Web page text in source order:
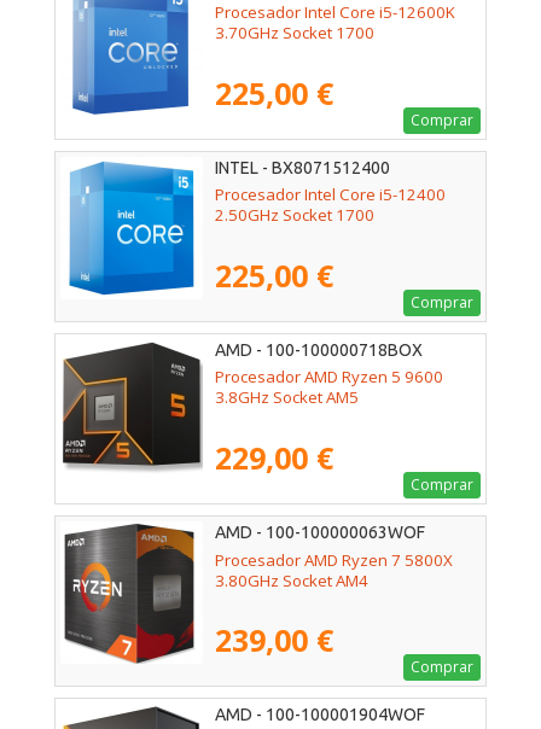
Procesador Intel Core i5-12600K
3.70GHz Socket 1700
225,00 €
Comprar
INTEL - BX8071512400
Procesador Intel Core i5-12400
2.50GHz Socket 1700
225,00 €
Comprar
AMD - 100-100000718BOX
Procesador AMD Ryzen 5 9600
3.8GHz Socket AM5
229,00 €
Comprar
AMD - 100-100000063WOF
Procesador AMD Ryzen 7 5800X
3.80GHz Socket AM4
239,00 €
Comprar
AMD - 100-100001904WOF